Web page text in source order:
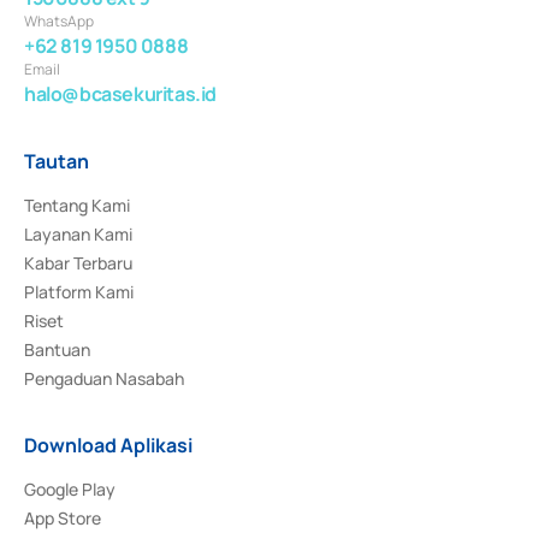
WhatsApp
+62 819 1950 0888
Email
halo@bcasekuritas.id
Tautan
Tentang Kami
Layanan Kami
Kabar Terbaru
Platform Kami
Riset
Bantuan
Pengaduan Nasabah
Download Aplikasi
Google Play
App Store